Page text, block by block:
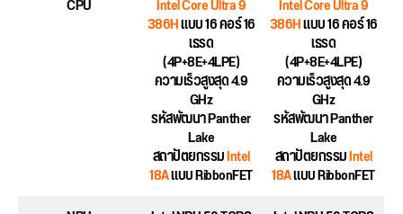
CPU
Intel Core Ultra 9
386Hแบบ 16 คอร์ 16
เธรด
(4P+8E+4LPE)
ความเร็วสูงสุด 4.9
GHz
รหัสพัฒนา Panther
Lake
สถาปัตยกรรมIntel
18Aแบบ RibbonFET
Intel Core Ultra 9
386Hแบบ 16 คอร์ 16
เธรด
(4P+8E+4LPE)
ความเร็วสูงสุด 4.9
GHz
รหัสพัฒนา Panther
Lake
สถาปัตยกรรมIntel
18Aแบบ RibbonFET